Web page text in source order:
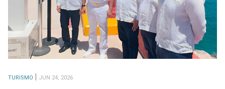
TURISMO JUN 24, 2026